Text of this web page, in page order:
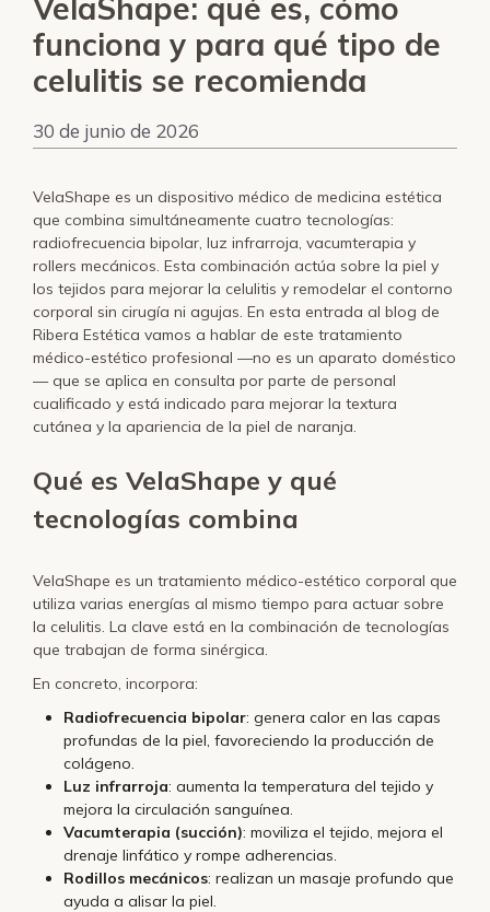
VelaShape: qué es, cómo
funciona y para qué tipo de
celulitis se recomienda
30 de junio de 2026
VelaShape es un dispositivo médico de medicina estética
que combina simultáneamente cuatro tecnologías:
radiofrecuencia bipolar, luz infrarroja, vacumterapia y
rollers mecánicos. Esta combinación actúa sobre la piel y
los tejidos para mejorar la celulitis y remodelar el contorno
corporal sin cirugía ni agujas. En esta entrada al blog de
Ribera Estética vamos a hablar de este tratamiento
médico-estético profesional —no es un aparato doméstico
— que se aplica en consulta por parte de personal
cualificado y está indicado para mejorar la textura
cutánea y la apariencia de la piel de naranja.
Qué es VelaShape y qué
tecnologías combina
VelaShape es un tratamiento médico-estético corporal que
utiliza varias energías al mismo tiempo para actuar sobre
la celulitis. La clave está en la combinación de tecnologías
que trabajan de forma sinérgica.
En concreto, incorpora:
Radiofrecuencia bipolar: genera calor en las capas
profundas de la piel, favoreciendo la producción de
colágeno.
Luz infrarroja: aumenta la temperatura del tejido y
mejora la circulación sanguínea.
Vacumterapia (succión): moviliza el tejido, mejora el
drenaje linfático y rompe adherencias.
Rodillos mecánicos: realizan un masaje profundo que
ayuda a alisar la piel.